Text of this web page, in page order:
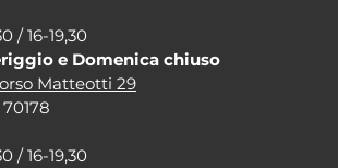
/ 16-19,30
e Domenica chiuso
Matteotti 29
/ 16-19,30